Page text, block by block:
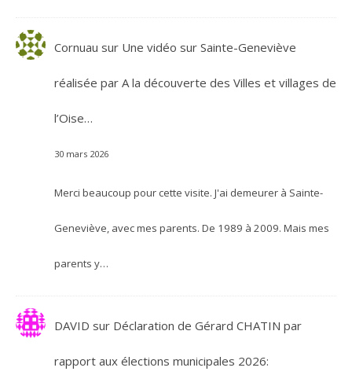
Cornuau sur Une vidéo sur Sainte-Geneviève
réalisée par A la découverte des Villes et villages de
l’Oise…
30 mars 2026
Merci beaucoup pour cette visite. J'ai demeurer à Sainte-
Geneviève, avec mes parents. De 1989 à 2009. Mais mes
parents y…
DAVID sur Déclaration de Gérard CHATIN par
rapport aux élections municipales 2026: